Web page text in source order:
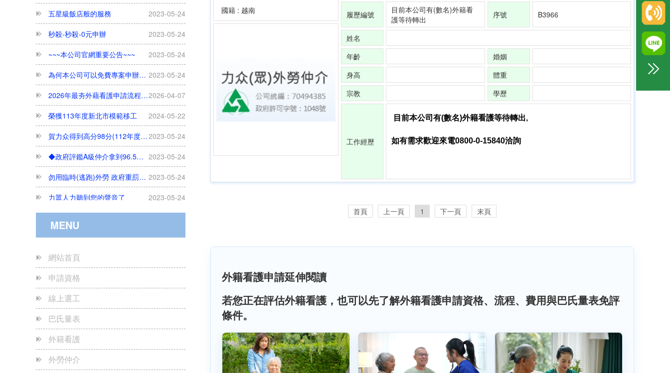
2023-05-24
秒殺-秒殺-0元申辦
2023-05-24
~~~本公司官網重要公告~~~
2023-05-24
為何本公司可以免費專案申辦外勞看護?
2026-04-07
2026年最夯外藉看護申請流程、合法聘僱條件與巴氏量表評估完整解析
2024-05-22
榮獲113年度新北市模範移工
2023-05-24
賀力众得到高分98分(112年度政府評鑑服務品質成績高達98分/A級)
2023-05-24
◆政府評鑑A級仲介拿到96.5高分◆ 賀本集團另一公司 力眾國際事業有限公司
2023-05-24
勿用臨時(逃跑)外勞 政府重罰75萬
2023-05-24
力眾人力聽到您的聲音了
2023-05-24
開立証明之醫院(中部以南)
2023-05-24
每月只接50件---欲辦從速
尋人啟事......
我知道您是位好雇主
五星級飯店般的服務
秒殺-秒殺-0元申辦
~~~本公司官網重要公告~~~
為何本公司可以免費專案申辦外勞看護?
MENU
網站首頁
申請資格
線上選工
巴氏量表
外籍看護
外勞仲介
國籍 : 越南 履歷編號
目前本公司有(數名)外籍看
護等待轉出
序號 B3966
姓名
年齡
婚姻
身高
體重
宗教
學歷
工作經歷
目前本公司有(數名)外籍看護等待轉出,
如有需求歡迎來電0800-0-15840洽詢
首頁 上一頁 1 下一頁 末頁
外籍看護申請延伸閱讀
若您正在評估外籍看護，也可以先了解外籍看護申請資格、流程、費用與巴氏量表免評
條件。
聯
絡
我
們